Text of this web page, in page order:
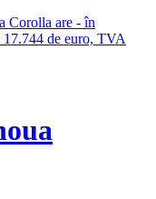
Corolla are - în
17.744 de euro, TVA